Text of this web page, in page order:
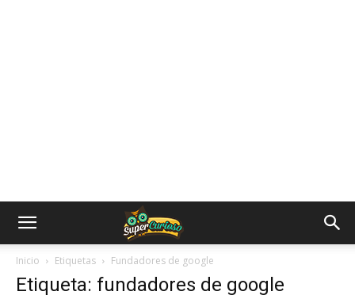
Inicio Etiquetas Fundadores de google
Etiqueta: fundadores de google